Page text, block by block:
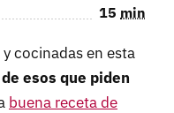
15 min
cocinadas en esta
de esos que piden
buena receta de